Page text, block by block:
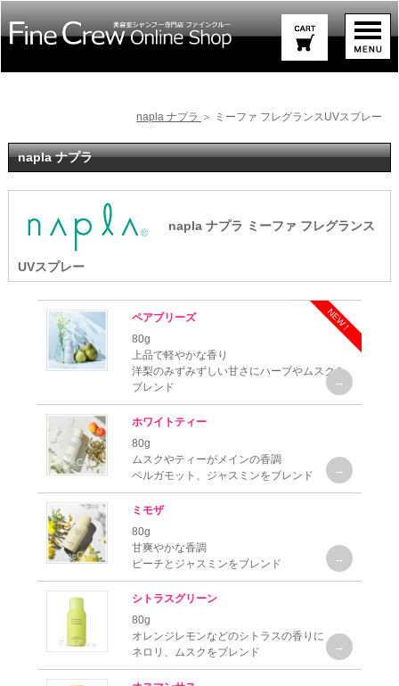
napla ナプラ ＞ ミーファ フレグランスUVスプレー
napla ナプラ
napla ナプラ ミーファ フレグランス
UVスプレー
NEW！
ペアブリーズ
80g
上品で軽やかな香り
洋梨のみずみずしい甘さにハーブやムスクを
ブレンド
ホワイトティー
80g
ムスクやティーがメインの香調
ベルガモット、ジャスミンをブレンド
ミモザ
80g
甘爽やかな香調
ピーチとジャスミンをブレンド
シトラスグリーン
80g
オレンジレモンなどのシトラスの香りに
ネロリ、ムスクをブレンド